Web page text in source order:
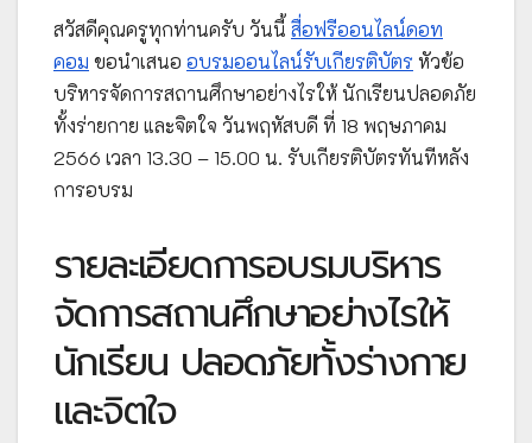
สวัสดีคุณครูทุกท่านครับ วันนี้ สื่อฟรีออนไลน์ดอท
คอม ขอนำเสนอ อบรมออนไลน์รับเกียรติบัตร หัวข้อ
บริหารจัดการสถานศึกษาอย่างไรให้ นักเรียนปลอดภัย
ทั้งร่ายกาย และจิตใจ วันพฤหัสบดี ที่ 18 พฤษภาคม
2566 เวลา 13.30 – 15.00 น. รับเกียรติบัตรทันทีหลัง
การอบรม
รายละเอียดการอบรมบริหาร
จัดการสถานศึกษาอย่างไรให้
นักเรียน ปลอดภัยทั้งร่างกาย
และจิตใจ